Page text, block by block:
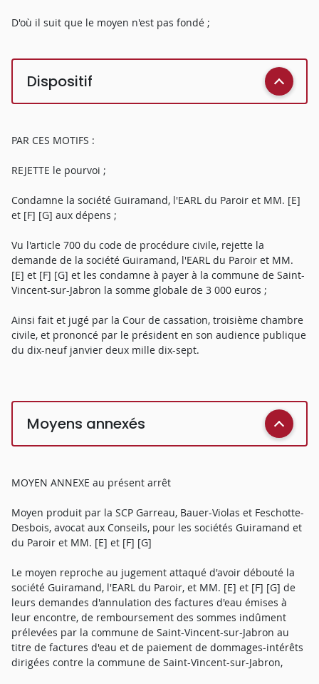
D'où il suit que le moyen n'est pas fondé ;
Dispositif
PAR CES MOTIFS :
REJETTE le pourvoi ;
Condamne la société Guiramand, l'EARL du Paroir et MM. [E]
et [F] [G] aux dépens ;
Vu l'article 700 du code de procédure civile, rejette la
demande de la société Guiramand, l'EARL du Paroir et MM.
[E] et [F] [G] et les condamne à payer à la commune de Saint-
Vincent-sur-Jabron la somme globale de 3 000 euros ;
Ainsi fait et jugé par la Cour de cassation, troisième chambre
civile, et prononcé par le président en son audience publique
du dix-neuf janvier deux mille dix-sept.
Moyens annexés
MOYEN ANNEXE au présent arrêt
Moyen produit par la SCP Garreau, Bauer-Violas et Feschotte-
Desbois, avocat aux Conseils, pour les sociétés Guiramand et
du Paroir et MM. [E] et [F] [G]
Le moyen reproche au jugement attaqué d'avoir débouté la
société Guiramand, l'EARL du Paroir, et MM. [E] et [F] [G] de
leurs demandes d'annulation des factures d'eau émises à
leur encontre, de remboursement des sommes indûment
prélevées par la commune de Saint-Vincent-sur-Jabron au
titre de factures d'eau et de paiement de dommages-intérêts
dirigées contre la commune de Saint-Vincent-sur-Jabron,